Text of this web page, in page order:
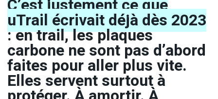
C’est justement ce que
uTrail écrivait déjà dès 2023
: en trail, les plaques
carbone ne sont pas d’abord
faites pour aller plus vite.
Elles servent surtout à